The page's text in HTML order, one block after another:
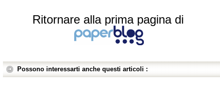
Ritornare alla prima pagina di
Possono interessarti anche questi articoli :